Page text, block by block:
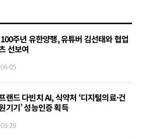
주년 유한양행, 유튜버 김선태와 협업
선보여
05
랜드 다빈치 AI, 식약처 ‘디지털의료·건
기기’ 성능인증 획득
29